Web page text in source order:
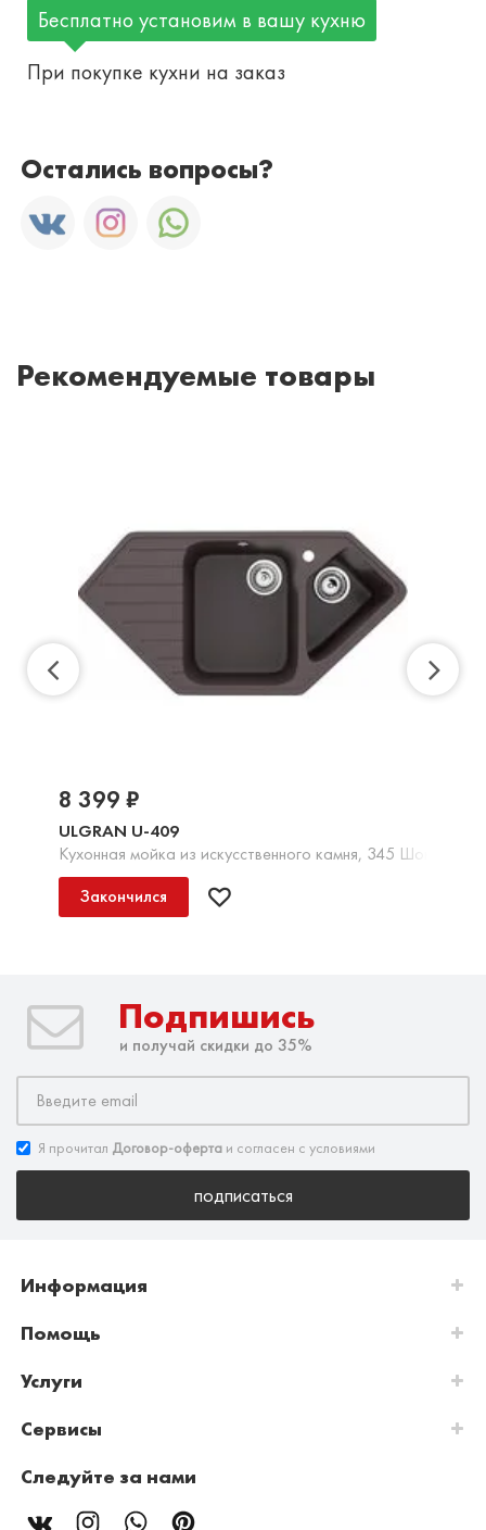
Бесплатно установим в вашу кухню
При покупке кухни на заказ
Остались вопросы?
Рекомендуемые товары
ULGRAN U-409
Кухонная мойка из искусственного камня, 345 Шоколад
8 399 ₽
Закончился
Подпишись
и получай скидки до 35%
Я прочитал Договор-оферта и согласен с условиями
подписаться
Информация
Помощь
Услуги
Сервисы
Следуйте за нами